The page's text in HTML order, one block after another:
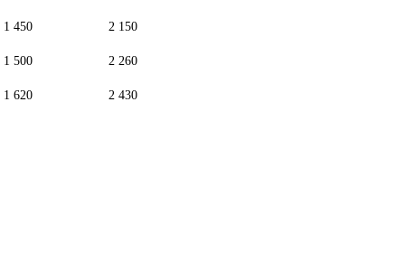
1 450 2 150
1 500 2 260
1 620 2 430